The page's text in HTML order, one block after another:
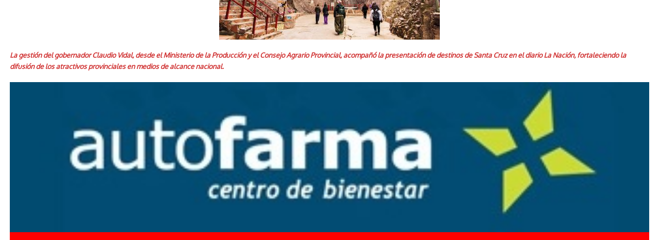
La gestión del gobernador Claudio Vidal, desde el Ministerio de la Producción y el Consejo Agrario Provincial, acompañó la presentación de destinos de Santa Cruz en el diario La Nación, fortaleciendo la
difusión de los atractivos provinciales en medios de alcance nacional.